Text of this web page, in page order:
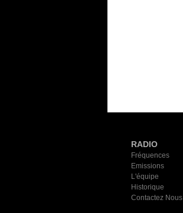
RADIO
Fréquences
Emissions
L'équipe
Historique
Contactez Nous